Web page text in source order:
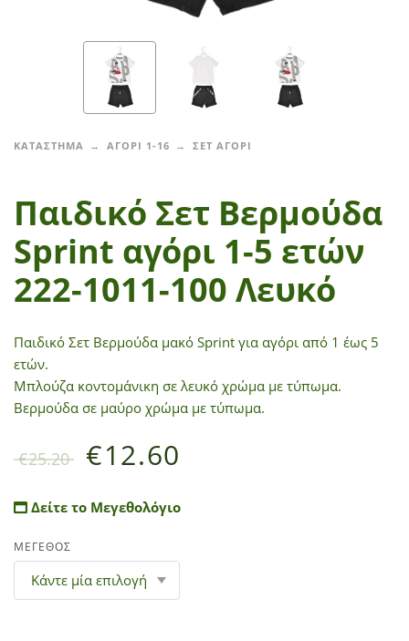
ΚΑΤΑΣΤΗΜΑ ΑΓΟΡΙ 1-16 ΣΕΤ ΑΓΟΡΙ
Παιδικό Σετ Βερμούδα
Sprint αγόρι 1-5 ετών
222-1011-100 Λευκό
Παιδικό Σετ Βερμούδα μακό Sprint για αγόρι από 1 έως 5
ετών.
Μπλούζα κοντομάνικη σε λευκό χρώμα με τύπωμα.
Βερμούδα σε μαύρο χρώμα με τύπωμα.
€25.20 €12.60
Δείτε το Μεγεθολόγιο
ΜΕΓΕΘΟΣ